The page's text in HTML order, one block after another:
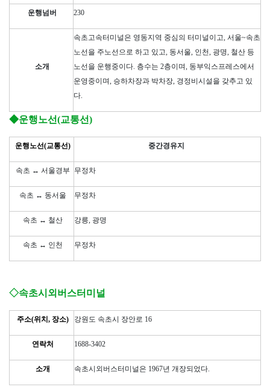
운행넘버 230
소개
속초고속터미널은 영동지역 중심의 터미널이고, 서울~속초
노선을 주노선으로 하고 있고, 동서울, 인천, 광명, 철산 등
노선을 운행중이다. 층수는 2층이며, 동부익스프레스에서
운영중이며, 승하차장과 박차장, 경정비시설을 갖추고 있
다.
◆운행노선(교통선)
운행노선(교통선) 중간경유지
속초 ↔ 서울경부 무정차
속초 ↔ 동서울 무정차
속초 ↔ 철산 강릉, 광명
속초 ↔ 인천 무정차
◇속초시외버스터미널
주소(위치, 장소) 강원도 속초시 장안로 16
연락처 1688-3402
소개 속초시외버스터미널은 1967년 개장되었다.